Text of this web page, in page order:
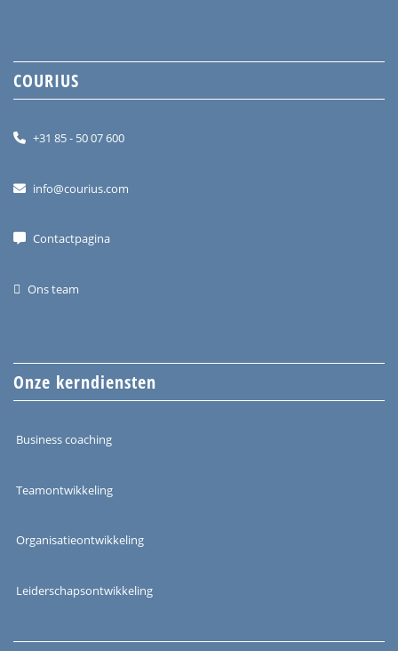
COURIUS
+31 85 - 50 07 600
info@courius.com
Contactpagina
Ons team
Onze kerndiensten
Business coaching
Teamontwikkeling
Organisatieontwikkeling
Leiderschapsontwikkeling